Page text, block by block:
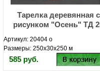
Тарелка деревянная с
рисунком "Осень" ТД
Артикул: 20404 о
Размеры: 250х30х250 м
585 руб.